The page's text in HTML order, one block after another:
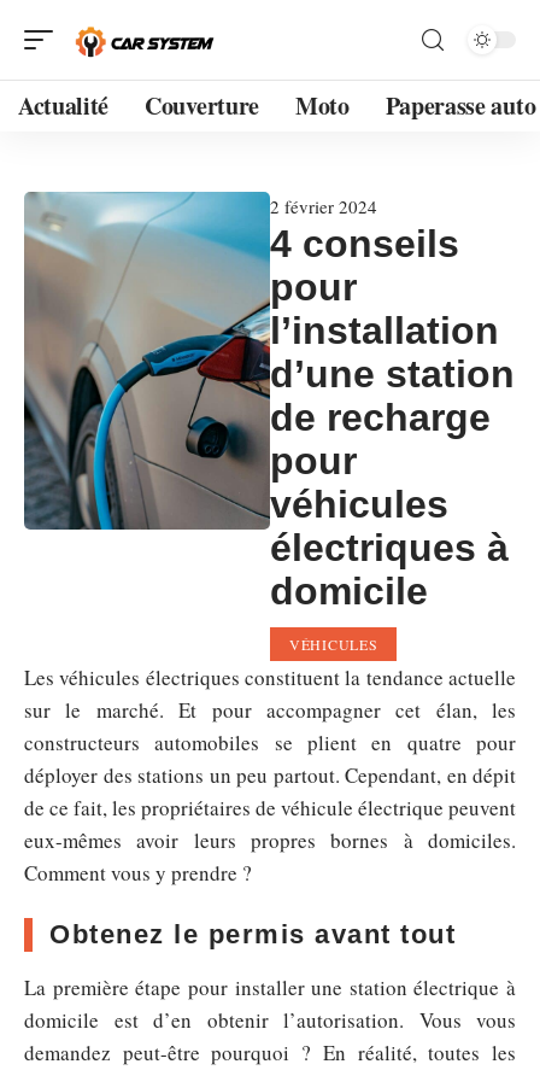
Actualité Couverture Moto Paperasse auto
2 février 2024
4 conseils
pour
l’installation
d’une station
de recharge
pour
véhicules
électriques à
domicile
VÉHICULES
Les véhicules électriques constituent la tendance actuelle
sur le marché. Et pour accompagner cet élan, les
constructeurs automobiles se plient en quatre pour
déployer des stations un peu partout. Cependant, en dépit
de ce fait, les propriétaires de véhicule électrique peuvent
eux-mêmes avoir leurs propres bornes à domiciles.
Comment vous y prendre ?
Obtenez le permis avant tout
La première étape pour installer une station électrique à
domicile est d’en obtenir l’autorisation. Vous vous
demandez peut-être pourquoi ? En réalité, toutes les